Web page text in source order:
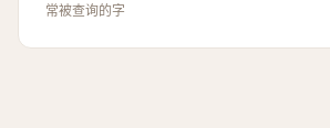
常被查询的字